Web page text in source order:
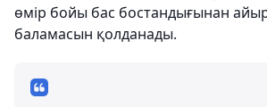
өмір бойы бас бостандығынан
баламасын қолданады.